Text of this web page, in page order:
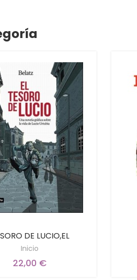
DE LUCIO,EL
Inicio
22,00 €